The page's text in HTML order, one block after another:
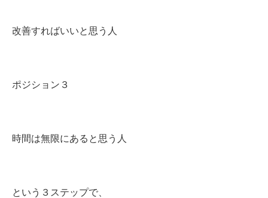
改善すればいいと思う人
ポジション３
時間は無限にあると思う人
という３ステップで、